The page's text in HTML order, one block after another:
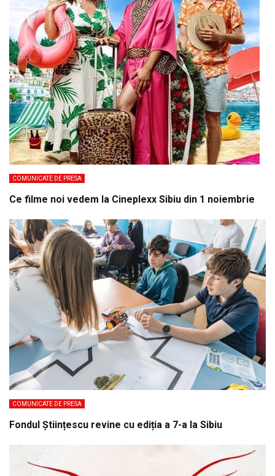
COMUNICATE DE PRESA
Ce filme noi vedem la Cineplexx Sibiu din 1 noiembrie
COMUNICATE DE PRESA
Fondul Științescu revine cu ediția a 7-a la Sibiu